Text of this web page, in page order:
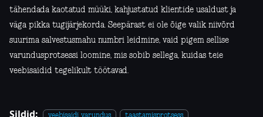
tähendada kaotatud müüki, kahjustatud klientide usaldust ja
väga pikka tugijärjekorda. Seepärast ei ole õige valik niivõrd
suurima salvestusmahu numbri leidmine, vaid pigem sellise
varundusprotsessi loomine, mis sobib sellega, kuidas teie
veebisaidid tegelikult töötavad.
Sildid: